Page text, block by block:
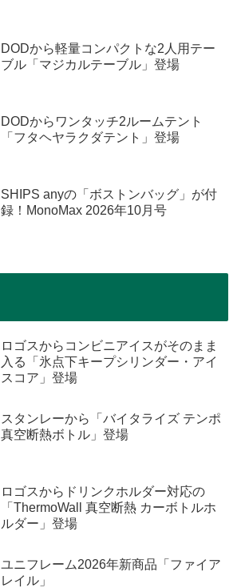
DODから軽量コンパクトな2人用テー
ブル「マジカルテーブル」登場
DODからワンタッチ2ルームテント
「フタヘヤラクダテント」登場
SHIPS anyの「ボストンバッグ」が付
録！MonoMax 2026年10月号
ロゴスからコンビニアイスがそのまま
入る「氷点下キープシリンダー・アイ
スコア」登場
スタンレーから「バイタライズ テンポ
真空断熱ボトル」登場
ロゴスからドリンクホルダー対応の
「ThermoWall 真空断熱 カーボトルホ
ルダー」登場
ユニフレーム2026年新商品「ファイア
レイル」